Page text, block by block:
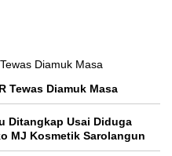
Tewas Diamuk Masa
Ditangkap Usai Diduga
MJ Kosmetik Sarolangun